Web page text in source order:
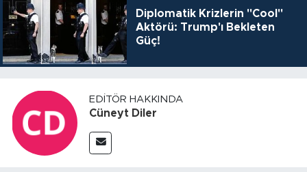
Diplomatik Krizlerin "Cool"
Aktörü: Trump'ı Bekleten
Güç!
EDITÖR HAKKINDA
Cüneyt Diler